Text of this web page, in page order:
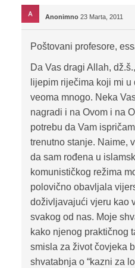
Anonimno 23 Marta, 2011
Poštovani profesore,
Da Vas dragi Allah,
lijepim riječima koji mi
veoma mnogo. Neka
nagradi i na Ovom i na
potrebu da Vam
trenutno stanje. Naime,
da sam rođena u
komunističkog režima
polovično obavljala
doživljavajući vjeru kao
svakog od nas. Moje
kako njenog praktičnog
smisla za život čovjeka
shvatabnja o “kazni za